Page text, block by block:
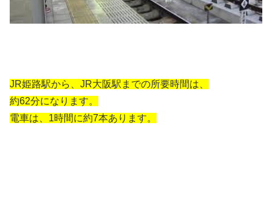
JR姫路駅から、JR大阪駅までの所要時間は、
約62分になります。
電車は、1時間に約7本あります。